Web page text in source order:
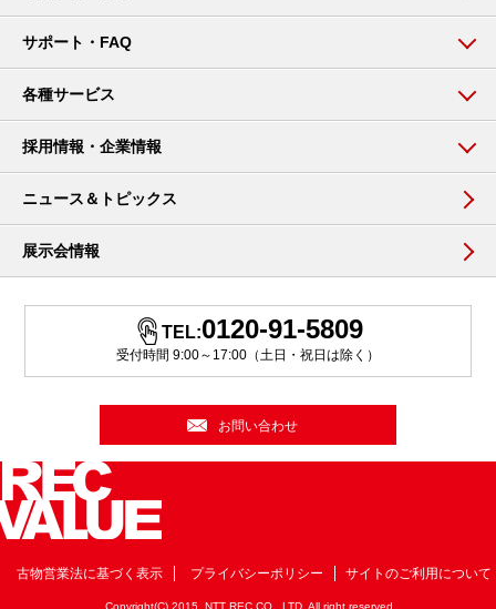
サポート・FAQ
各種サービス
採用情報・企業情報
ニュース＆トピックス
展示会情報
TEL:0120-91-5809
受付時間 9:00～17:00（土日・祝日は除く）
お問い合わせ
古物営業法に基づく表示 プライバシーポリシー サイトのご利用について
Copyright(C) 2015, NTT REC CO., LTD. All right reserved.